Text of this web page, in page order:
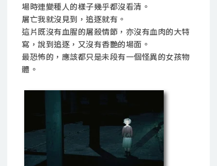
場時連變種人的樣子幾乎都沒看清。
屠亡我就沒見到，追逐就有。
這片既沒有血腥的屠殺情節，亦沒有血肉的大特
寫，說到追逐，又沒有香艷的場面。
最恐怖的，應該都只是未段有一個怪異的女孩物
體。